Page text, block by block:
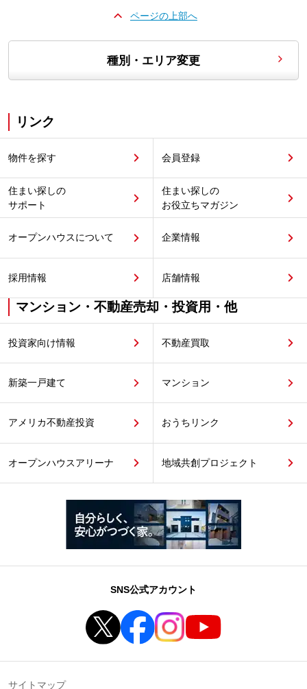
ページの上部へ
種別・エリア変更
リンク
物件を探す 会員登録
住まい探しの
サポート
住まい探しの
お役立ちマガジン
オープンハウスについて 企業情報
採用情報 店舗情報
マンション・不動産売却・投資用・他
投資家向け情報 不動産買取
新築一戸建て マンション
アメリカ不動産投資 おうちリンク
オープンハウスアリーナ 地域共創プロジェクト
SNS公式アカウント
サイトマップ